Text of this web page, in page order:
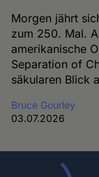
Morgen jährt
zum 250. Mal.
amerikanische
Separation of
säkularen Blick
Bruce Gourley
03.07.2026